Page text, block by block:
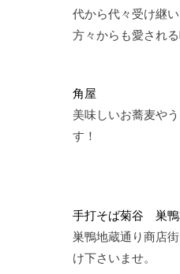
代から代々受け継
方々からも愛され
角屋
美味しいお蕎麦や
す！
手打そば菊谷 巣
巣鴨地蔵通り商店
け下さいませ。